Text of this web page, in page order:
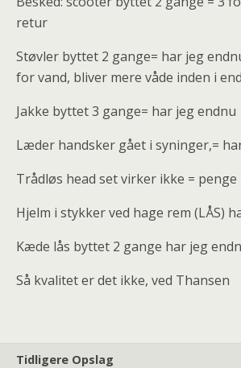
retur
Støvler byttet 2 gange= har jeg
for vand, bliver mere våde inden i
Jakke byttet 3 gange= har jeg endnu
Læder handsker gået i syninger,=
Trådløs head set virker ikke =
Hjelm i stykker ved hage rem (LÅS)
Kæde lås byttet 2 gange har jeg
Så kvalitet er det ikke, ved Thansen
Tidligere Opslag